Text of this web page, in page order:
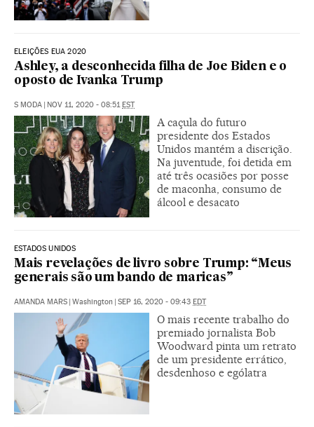
ELEIÇÕES EUA 2020
Ashley, a desconhecida filha de Joe Biden e o
oposto de Ivanka Trump
S MODA NOV 11, 2020 - 08:51 EST
A caçula do futuro
presidente dos Estados
Unidos mantém a discrição.
Na juventude, foi detida em
até três ocasiões por posse
de maconha, consumo de
álcool e desacato
ESTADOS UNIDOS
Mais revelações de livro sobre Trump: “Meus
generais são um bando de maricas”
AMANDA MARS | Washington | SEP 16, 2020 - 09:43 EDT
O mais recente trabalho do
premiado jornalista Bob
Woodward pinta um retrato
de um presidente errático,
desdenhoso e ególatra